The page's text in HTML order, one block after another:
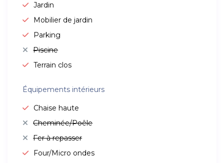
Jardin
Mobilier de jardin
Parking
Piscine
Terrain clos
Équipements intérieurs
Chaise haute
Cheminée/Poêle
Fer à repasser
Four/Micro ondes